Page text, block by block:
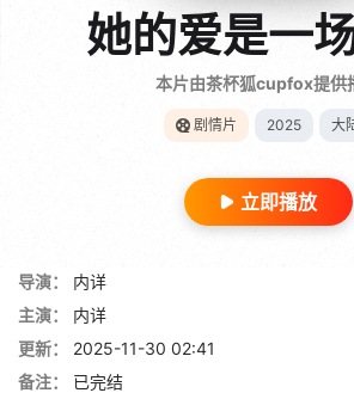
她的爱是一
本片由茶杯狐cupfox提供
剧情片 2025 大
立即播放
导演：
内详
主演：
内详
更新：
2025-11-30 02:41
备注：
已完结